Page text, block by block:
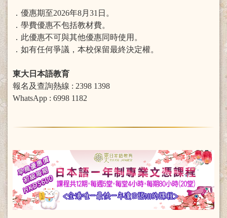
．優惠期至2026年8月31日。
．學費優惠不包括教材費。
．此優惠不可與其他優惠同時使用。
．如有任何爭議，本校保留最終決定權。
東大日本語教育
報名及查詢熱線 : 2398 1398
WhatsApp : 6998 1182